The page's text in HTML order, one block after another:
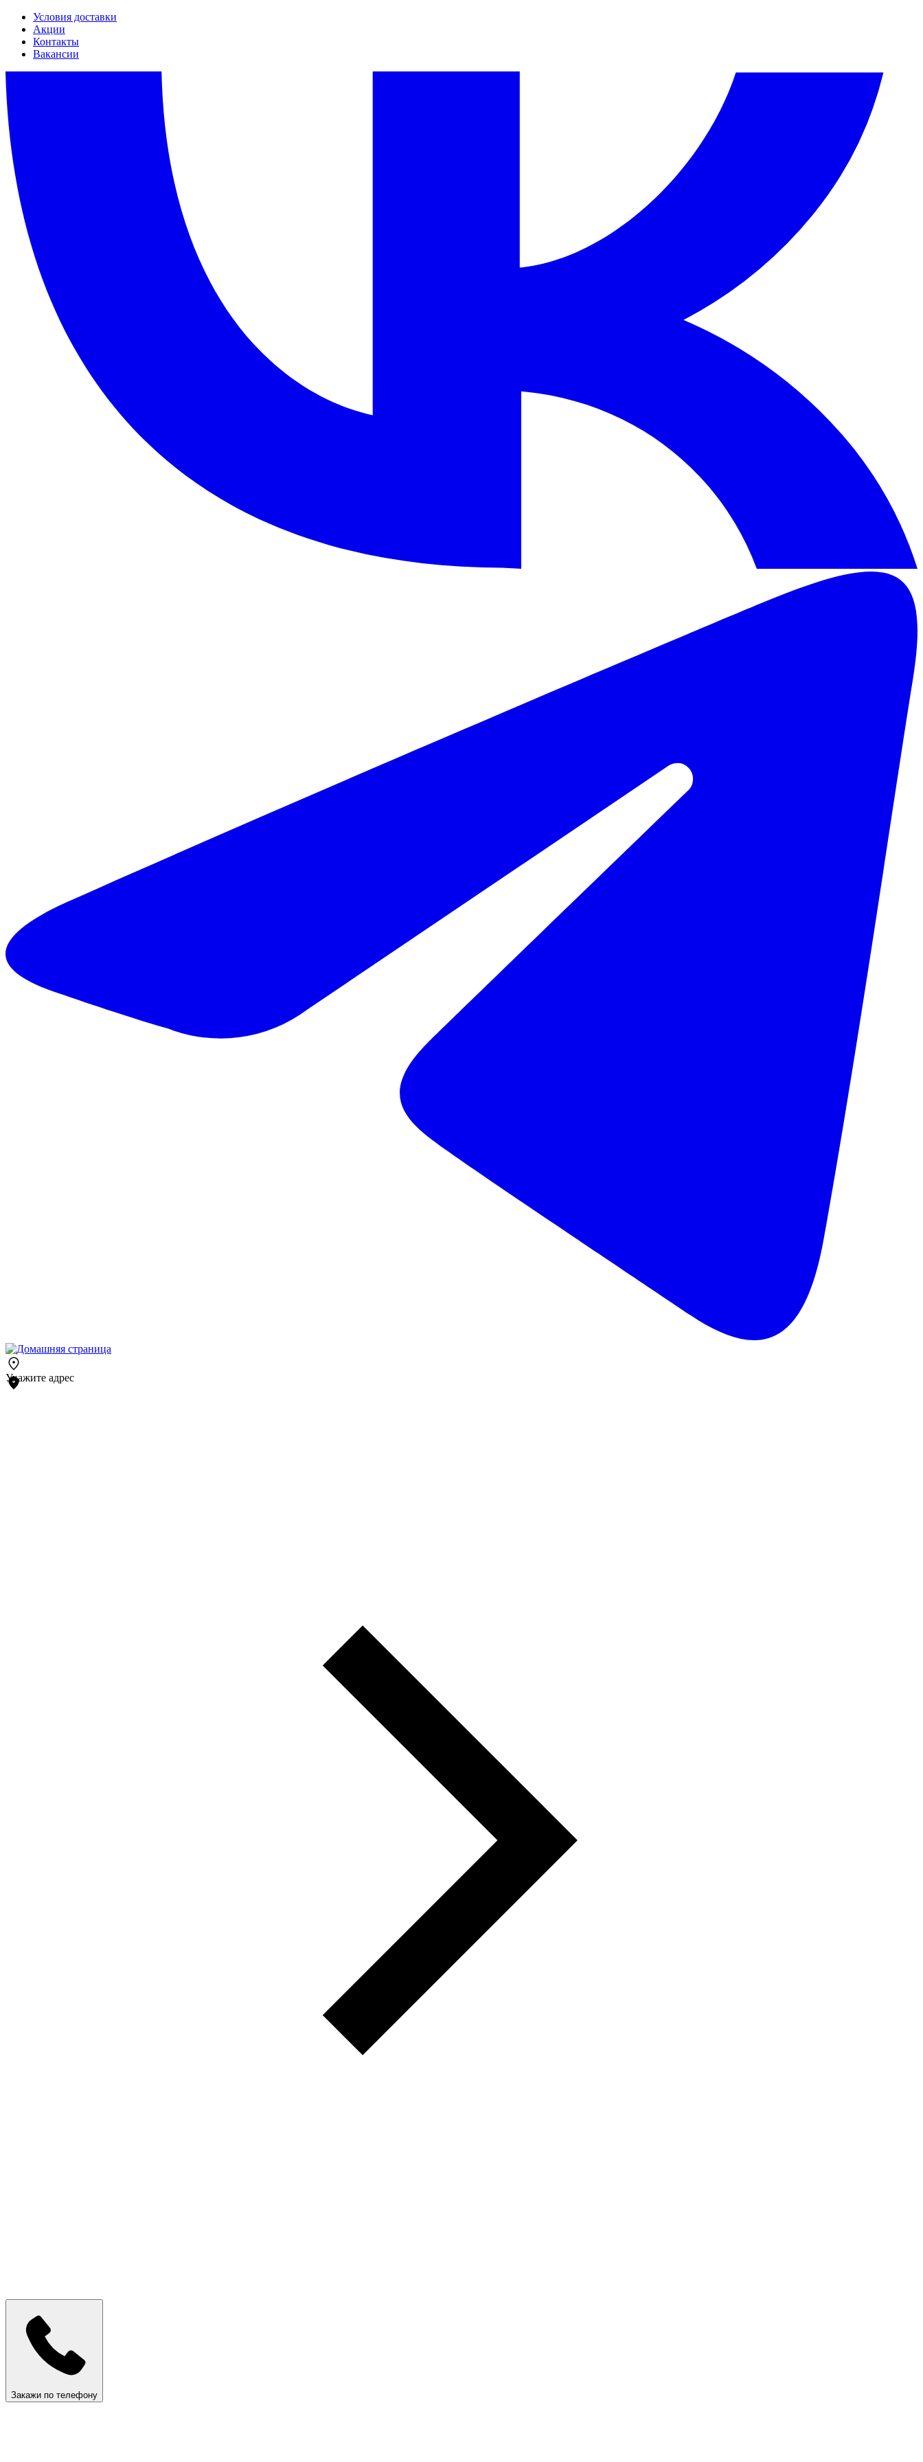
Условия доставки
Акции
Контакты
Вакансии
Укажите адрес
Закажи по телефону